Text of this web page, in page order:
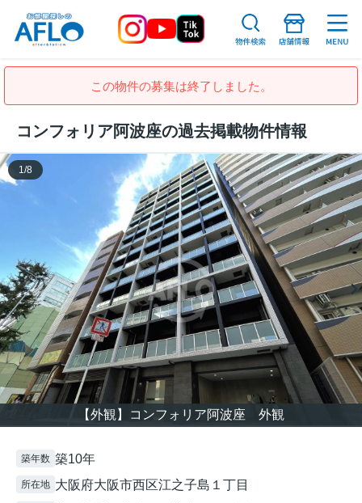
この物件の募集は終了しました。
コンフォリア阿波座の過去掲載物件情報
【外観】コンフォリア阿波座 外観
1 /8
築年数 築10年
所在地 大阪府大阪市西区江之子島１丁目